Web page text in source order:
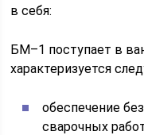
в себя:
БМ–1 поступает в
характеризуется
обеспечение
сварочных